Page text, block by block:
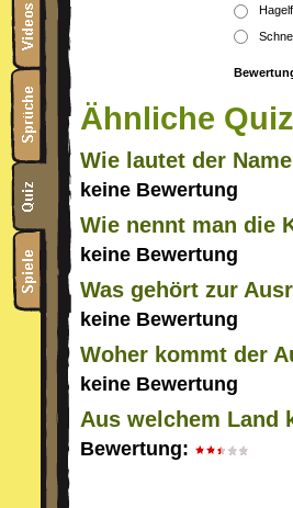
Ähnliche
Wie lautet der
keine Bewertung
Wie nennt man die
keine Bewertung
Was gehört zur
keine Bewertung
Woher kommt der
keine Bewertung
Aus welchem Land
Bewertung: